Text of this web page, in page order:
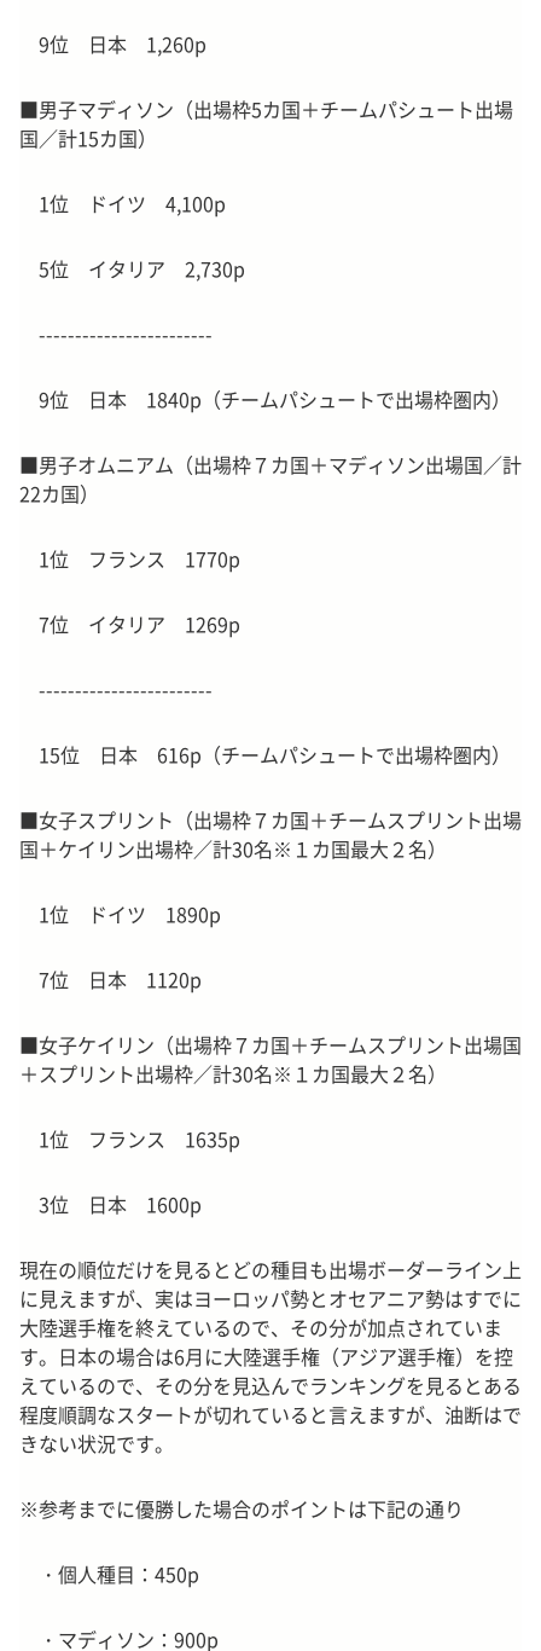
9位 日本 1,260p
■男子マディソン（出場枠5カ国＋チームパシュート出場
国／計15カ国）
1位 ドイツ 4,100p
5位 イタリア 2,730p
------------------------
9位 日本 1840p（チームパシュートで出場枠圏内）
■男子オムニアム（出場枠７カ国＋マディソン出場国／計
22カ国）
1位 フランス 1770p
7位 イタリア 1269p
------------------------
15位 日本 616p（チームパシュートで出場枠圏内）
■女子スプリント（出場枠７カ国＋チームスプリント出場
国＋ケイリン出場枠／計30名※１カ国最大２名）
1位 ドイツ 1890p
7位 日本 1120p
■女子ケイリン（出場枠７カ国＋チームスプリント出場国
＋スプリント出場枠／計30名※１カ国最大２名）
1位 フランス 1635p
3位 日本 1600p
現在の順位だけを見るとどの種目も出場ボーダーライン上
に見えますが、実はヨーロッパ勢とオセアニア勢はすでに
大陸選手権を終えているので、その分が加点されていま
す。日本の場合は6月に大陸選手権（アジア選手権）を控
えているので、その分を見込んでランキングを見るとある
程度順調なスタートが切れていると言えますが、油断はで
きない状況です。
※参考までに優勝した場合のポイントは下記の通り
・個人種目：450p
・マディソン：900p